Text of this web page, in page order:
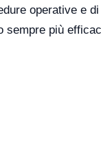
operative e
più